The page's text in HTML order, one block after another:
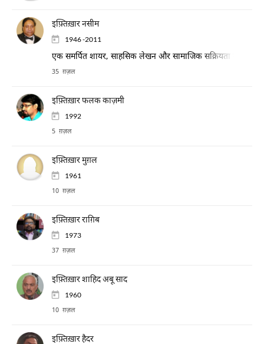
इफ़्तिख़ार नसीम
1946 -2011
एक समर्पित शायर, साहसिक लेखन और सामाजिक सक्रियता के लिए
35 ग़ज़ल
इफ़्तिख़ार फलक काज़मी
1992
5 ग़ज़ल
इफ़्तिख़ार मुग़ल
1961
10 ग़ज़ल
इफ़्तिख़ार राग़िब
1973
37 ग़ज़ल
इफ़्तिख़ार शाहिद अबू साद
1960
10 ग़ज़ल
इफ़्तिख़ार हैदर